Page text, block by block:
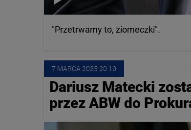
"Przetrwamy to, ziomeczki".
Dariusz Matecki
przez ABW do
7 MARCA 2025 20:10